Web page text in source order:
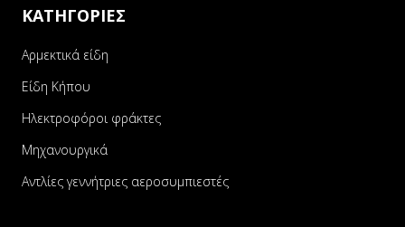
ΚΑΤΗΓΟΡΙΕΣ
Αρμεκτικά είδη
Είδη Κήπου
Ηλεκτροφόροι φράκτες
Μηχανουργικά
Αντλίες γεννήτριες αεροσυμπιεστές